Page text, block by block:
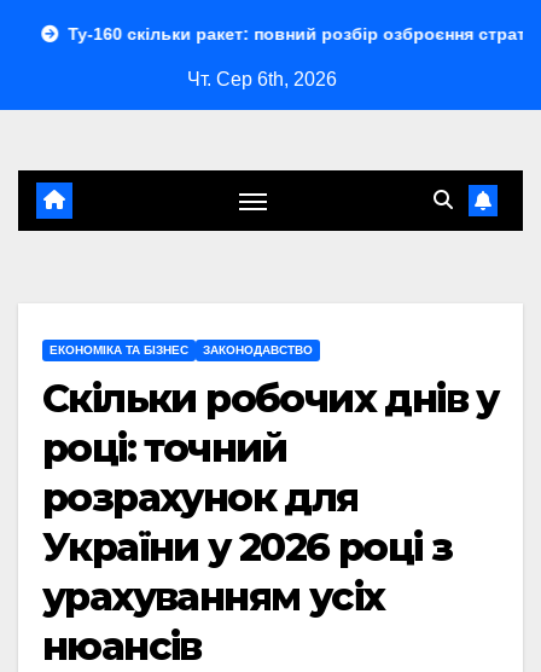
ракет: повний розбір озброєння стратегічного
Чт. Сер 6th, 2026
ЕКОНОМІКА ТА БІЗНЕС ЗАКОНОДАВСТВО
Скільки робочих днів у
році: точний
розрахунок для
України у 2026 році з
урахуванням усіх
нюансів